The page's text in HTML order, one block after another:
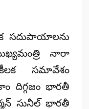
సదుపాయాలను
నారా
సమావేశం
దిగ్గజం భారతీ
సునీల్ భారతీ